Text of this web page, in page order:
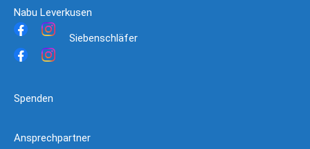
Nabu Leverkusen
Siebenschläfer
Spenden
Ansprechpartner